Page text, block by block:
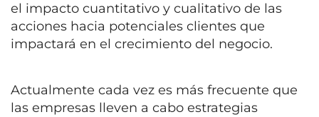
el impacto cuantitativo y cualitativo de las
acciones hacia potenciales clientes que
impactará en el crecimiento del negocio.
Actualmente cada vez es más frecuente que
las empresas lleven a cabo estrategias